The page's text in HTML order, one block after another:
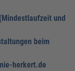
und
beim
herkert.de